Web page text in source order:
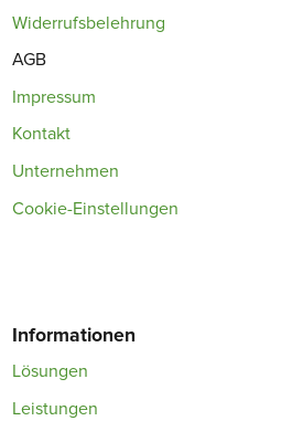
Widerrufsbelehrung
AGB
Impressum
Kontakt
Unternehmen
Cookie-Einstellungen
Informationen
Lösungen
Leistungen